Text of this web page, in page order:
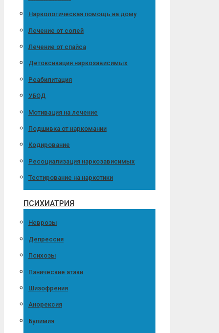
Наркологическая помощь на дому
Лечение от солей
Лечение от спайса
Детоксикация наркозависимых
Реабилитация
УБОД
Мотивация на лечение
Подшивка от наркомании
Кодирование
Ресоциализация наркозависимых
Тестирование на наркотики
ПСИХИАТРИЯ
Неврозы
Депрессия
Психозы
Панические атаки
Шизофрения
Анорексия
Булимия